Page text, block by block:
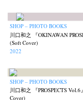
Akifumi Tanaka
Kazuyuki Kawaguchi
Kota Kishi (101) Mariko
Nana Kakuda (61) Naoki
Park (7) photographers'
SHOP – PHOTO BOOKS
川口和之 『OKINAWAN
(Soft Cover)
2022
SHOP – PHOTO BOOKS
川口和之 『PROSPECTS Vol.6
Cover)